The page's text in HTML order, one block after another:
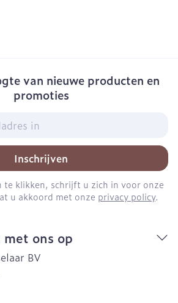
van nieuwe producten en
promoties
Inschrijven
te klikken, schrijft u zich in voor onze
u akkoord met onze privacy policy.
ons op
BV